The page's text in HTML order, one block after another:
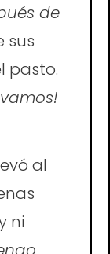
de
sus
pasto.
al
ni